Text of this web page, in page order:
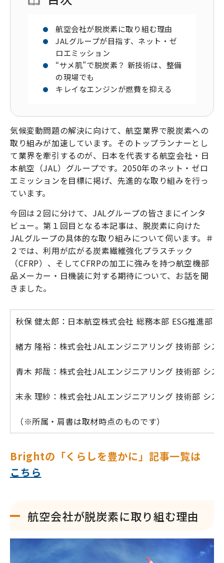
航空会社が脱炭素に取り組む理由
JALグループが目指す、ネット・ゼ
ロエミッション
“サメ肌”で脱炭素？ 新技術は、整備
の現場でも
キレイなエンジンが燃費を抑える
気候変動問題の解決に向けて、航空業界で脱炭素への
取り組みが加速しています。そのトップランナーとし
て業界を牽引するのが、日本を代表する航空会社・日
本航空（JAL）グループです。2050年のネット・ゼロ
エミッションを目標に掲げ、先進的な取り組みを行っ
ています。
今回は２回に分けて、JALグループの皆さまにインタ
ビュー。第１回目となる本記事は、脱炭素に向けた
JALグループの具体的な取り組みについて伺います。＃
２では、利用が広がる炭素繊維強化プラスチック
（CFRP）、そしてCFRPの加工に強みを持つ航空機部
品メーカー・日機装に対する期待について、お話を聞
きました。
秋保 健太郎：日本航空株式会社 総務本部 ESG推進部
緒方 隆裕：株式会社JALエンジニアリング 技術部 シ
青木 邦哉：株式会社JALエンジニアリング 技術部 シ
末永 理紗：株式会社JALエンジニアリング 技術部 シ
（※所属・肩書は取材時点のものです）
Brightの「くらしを豊かに」記事一覧は
こちら
航空会社が脱炭素に取り組む理由